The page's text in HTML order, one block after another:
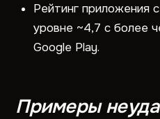
Рейтинг приложения
уровне ~4,7 с более
Google Play.
Примеры